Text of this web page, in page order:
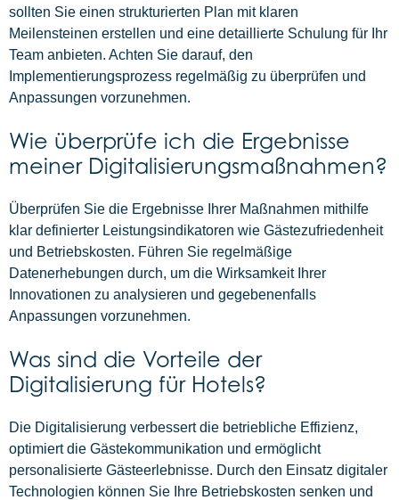
sollten Sie einen strukturierten Plan mit klaren
Meilensteinen erstellen und eine detaillierte Schulung für Ihr
Team anbieten. Achten Sie darauf, den
Implementierungsprozess regelmäßig zu überprüfen und
Anpassungen vorzunehmen.
Wie überprüfe ich die Ergebnisse
meiner Digitalisierungsmaßnahmen?
Überprüfen Sie die Ergebnisse Ihrer Maßnahmen mithilfe
klar definierter Leistungsindikatoren wie Gästezufriedenheit
und Betriebskosten. Führen Sie regelmäßige
Datenerhebungen durch, um die Wirksamkeit Ihrer
Innovationen zu analysieren und gegebenenfalls
Anpassungen vorzunehmen.
Was sind die Vorteile der
Digitalisierung für Hotels?
Die Digitalisierung verbessert die betriebliche Effizienz,
optimiert die Gästekommunikation und ermöglicht
personalisierte Gästeerlebnisse. Durch den Einsatz digitaler
Technologien können Sie Ihre Betriebskosten senken und